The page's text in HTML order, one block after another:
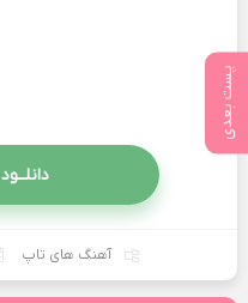
پست بعدی
آهنگ های تاپ